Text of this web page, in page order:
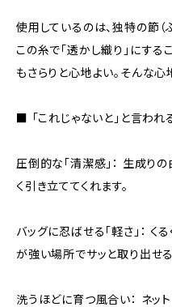
使用しているのは、独特の節（
この糸で「透かし織り」にする
もさらりと心地よい。そんな心
■ 「これじゃないと」と言われ
圧倒的な「清潔感」： 生成り
く引き立ててくれます。
バッグに忍ばせる「軽さ」： く
が強い場所でサッと取り出せる
洗うほどに育つ風合い： ネッ